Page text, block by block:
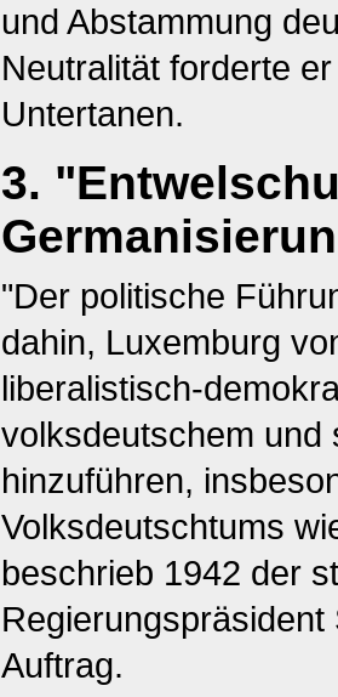
und Abstammung
Neutralität forderte
Untertanen.
3.
"Der politische
dahin, Luxemburg
liberalistisch-
volksdeutschem und
hinzuführen,
Volksdeutschtums
beschrieb 1942 der
Auftrag.